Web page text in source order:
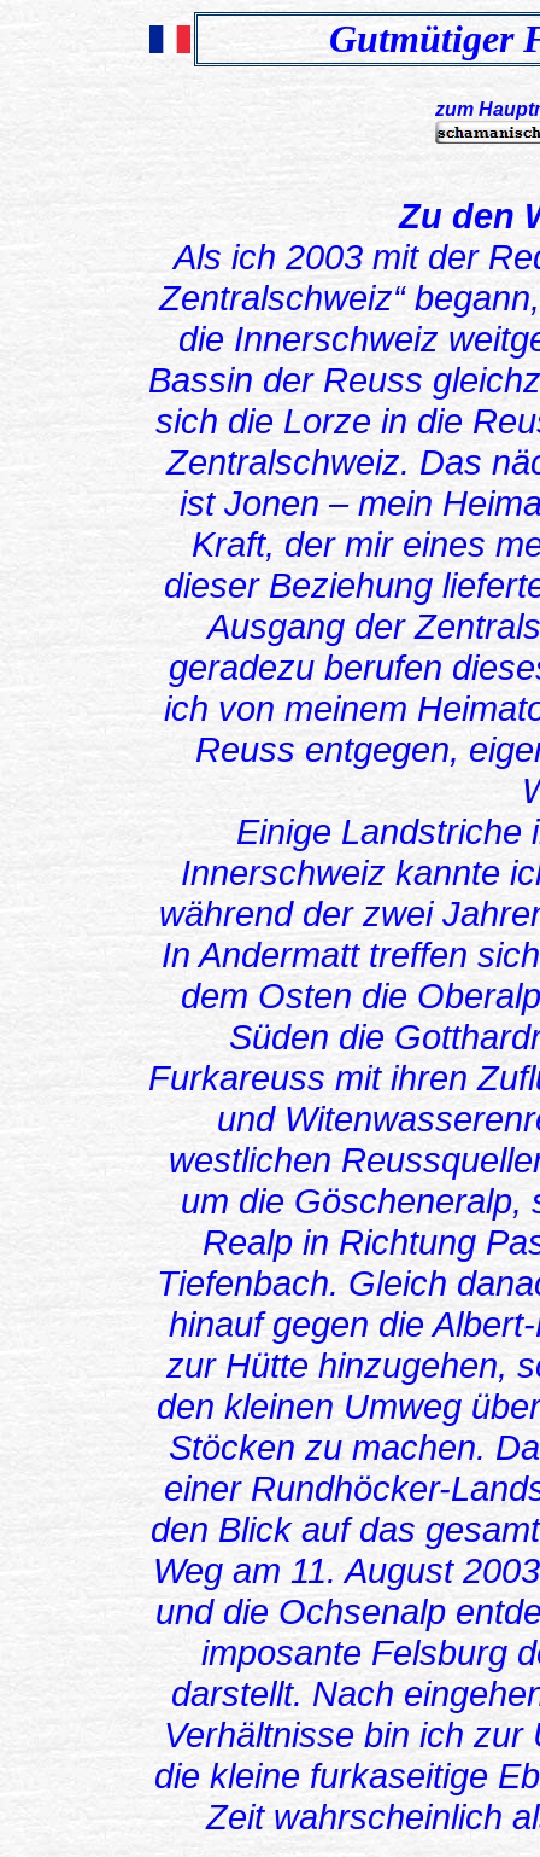
Gutmütiger
zum
Zu den
Als ich 2003 mit der
Zentralschweiz“
die Innerschweiz
Bassin der Reuss
sich die Lorze in die
Zentralschweiz. Das
ist Jonen – mein
Kraft, der mir eines
dieser Beziehung
Ausgang der
geradezu berufen
ich von meinem
Reuss entgegen,
Einige Landstriche
Innerschweiz kannte
während der zwei
In Andermatt treffen
dem Osten die
Süden die
Furkareuss mit ihren
und
westlichen
um die Göscheneralp,
Realp in Richtung
Tiefenbach. Gleich
hinauf gegen die
zur Hütte hinzugehen,
den kleinen Umweg
Stöcken zu machen.
einer Rundhöcker-
den Blick auf das
Weg am 11. August
und die Ochsenalp
imposante Felsburg
darstellt. Nach
Verhältnisse bin ich
die kleine furkaseitige
Zeit wahrscheinlich